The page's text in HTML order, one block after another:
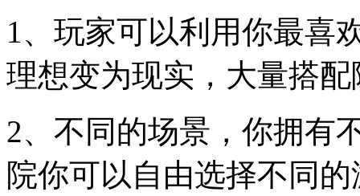
1、玩家可以利用你最喜
理想变为现实，大量搭
2、不同的场景，你拥有
院你可以自由选择不同